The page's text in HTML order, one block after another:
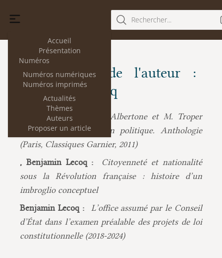
Accueil
Présentation
Numéros
Numéros numériques
Numéros imprimés
Actualités
Thèmes
Auteurs
Proposer un article
Rechercher...
Les articles de l'auteur :
Benjamin Lecoq
Benjamin Lecoq :
M. Albertone et M. Troper
(dir.), La Représentation politique. Anthologie
(Paris, Classiques Garnier, 2011)
, Benjamin Lecoq :
Citoyenneté et nationalité
sous la Révolution française : histoire d’un
imbroglio conceptuel
Benjamin Lecoq :
L’office assumé par le Conseil
d’État dans l’examen préalable des projets de loi
constitutionnelle (2018-2024)